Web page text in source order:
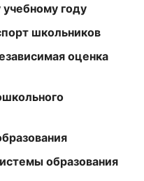
году
школьников
оценка
образования